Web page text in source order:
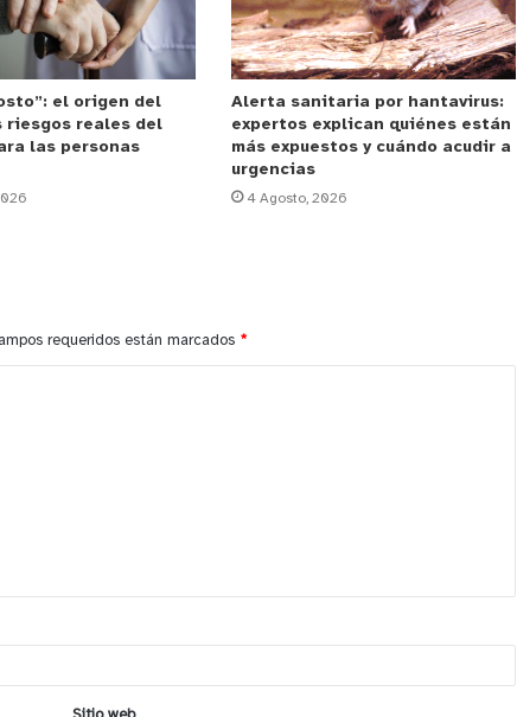
el origen del
riesgos reales del
las personas
Alerta sanitaria por hantavirus:
expertos explican quiénes están
más expuestos y cuándo acudir a
urgencias
4 Agosto, 2026
requeridos están marcados *